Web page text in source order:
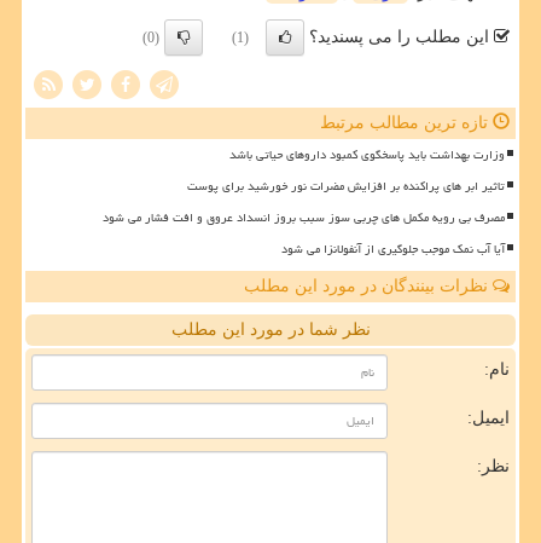
این مطلب را می پسندید؟ (1)
(0)
تازه ترین مطالب مرتبط
وزارت بهداشت باید پاسخگوی کمبود داروهای حیاتی باشد
تاثیر ابر های پراکنده بر افزایش مضرات نور خورشید برای پوست
مصرف بی رویه مکمل های چربی سوز سبب بروز انسداد عروق و افت فشار می شود
آیا آب نمک موجب جلوگیری از آنفولانزا می شود
نظرات بینندگان در مورد این مطلب
نظر شما در مورد این مطلب
نام:
ایمیل:
نظر: